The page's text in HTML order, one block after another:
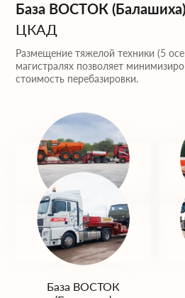
База ВОСТОК
ЦКАД
Размещение тяжелой техники (5
магистралях позволяет
стоимость перебазировки.
База ЮГ
(Домодедово)
База ВОСТОК